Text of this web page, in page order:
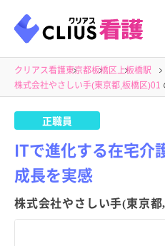
クリアス看護東京都板橋区 上板橋駅
株式会社やさしい手(東京都,板橋区)01
正職員
ITで進化する在宅介
成長を実感
株式会社やさしい手(東京